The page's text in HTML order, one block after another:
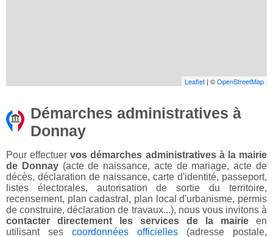
Leaflet | ©OpenStreetMap
Démarches administratives à
Donnay
Pour effectuervos démarches administratives à la mairie
de Donnay(acte de naissance, acte de mariage, acte de
décès, déclaration de naissance, carte d'identité, passeport,
listes électorales, autorisation de sortie du territoire,
recensement, plan cadastral, plan local d'urbanisme, permis
de construire, déclaration de travaux...), nous vous invitons à
contacter directement les services de la mairie en
utilisant ses coordonnées officielles (adresse postale,